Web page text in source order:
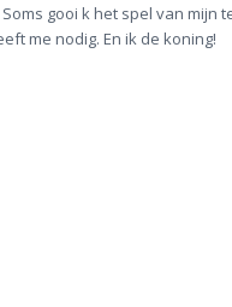
gooi k het spel van
me nodig. En ik de koning!